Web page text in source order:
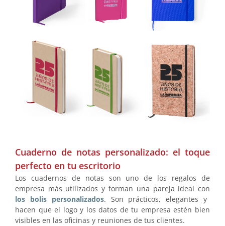
Cuaderno de notas personalizado: el toque
perfecto en tu escritorio
Los cuadernos de notas son uno de los regalos de
empresa más utilizados y forman una pareja ideal con
los bolis personalizados. Son prácticos, elegantes y
hacen que el logo y los datos de tu empresa estén bien
visibles en las oficinas y reuniones de tus clientes.